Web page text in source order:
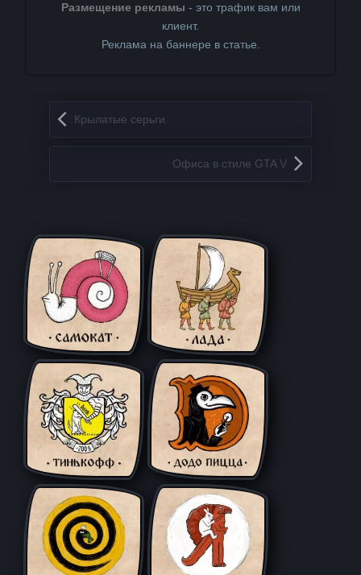
Размещение рекламы - это трафик вам или
клиент.
Реклама на баннере в статье.
Запись навигация
Крылатые серьги
Офиса в стиле GTA V